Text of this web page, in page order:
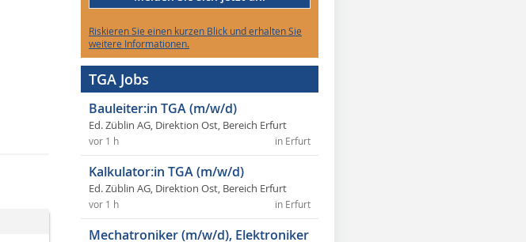
Riskieren Sie einen kurzen Blick und erhalten Sie
weitere Informationen.
TGA Jobs
Bauleiter:in TGA (m/w/d)
Ed. Züblin AG, Direktion Ost, Bereich Erfurt
in Erfurt
vor 1 h
Kalkulator:in TGA (m/w/d)
Ed. Züblin AG, Direktion Ost, Bereich Erfurt
in Erfurt
vor 1 h
Mechatroniker (m/w/d), Elektroniker